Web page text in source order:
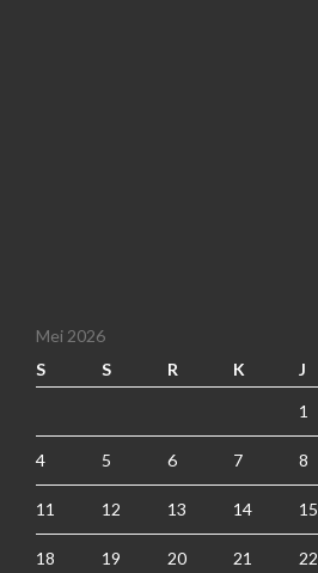
Mei 2026
S
S R K J
1
4 5 6 7 8
11 12 13 14 15
18 19 20 21 22